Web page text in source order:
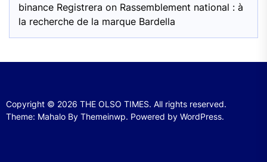
binance Registrera on Rassemblement national : à
la recherche de la marque Bardella
Copyright © 2026 THE OLSO TIMES. All rights reserved.
Theme: Mahalo By Themeinwp. Powered by WordPress.